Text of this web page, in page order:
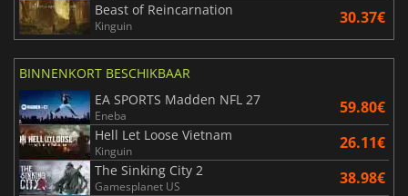
Beast of Reincarnation
Kinguin 30.37€
BINNENKORT BESCHIKBAAR
EA SPORTS Madden NFL 27
Eneba 59.80€
Hell Let Loose Vietnam
Kinguin 26.11€
The Sinking City 2
Gamesplanet US 38.98€